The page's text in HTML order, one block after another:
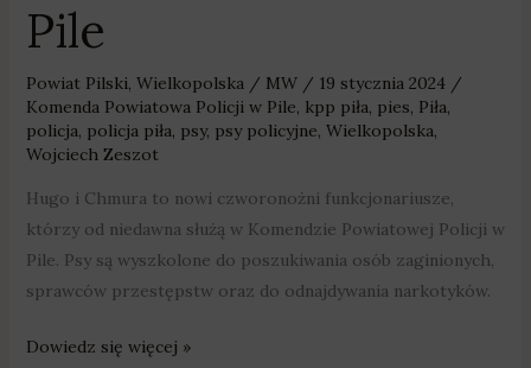
Pile
Powiat Pilski, Wielkopolska/ MW / 19 stycznia 2024 /
Komenda Powiatowa Policji w Pile, kpp piła, pies, Piła,
policja, policja piła, psy, psy policyjne, Wielkopolska,
Wojciech Zeszot
Hugo i Chmura to nowi czworonożni funkcjonariusze,
którzy od niedawna służą w Komendzie Powiatowej Policji w
Pile. Psy są wyszkolone do poszukiwania osób zaginionych,
sprawców przestępstw oraz do odnajdywania narkotyków.
Dowiedz się więcej »